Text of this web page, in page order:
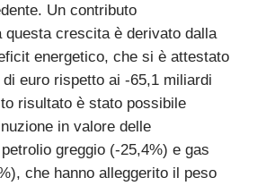
Un contributo
questa crescita è derivato dalla
energetico, che si è attestato
euro rispetto ai -65,1 miliardi
risultato è stato possibile
in valore delle
greggio (-25,4%) e gas
che hanno alleggerito il peso